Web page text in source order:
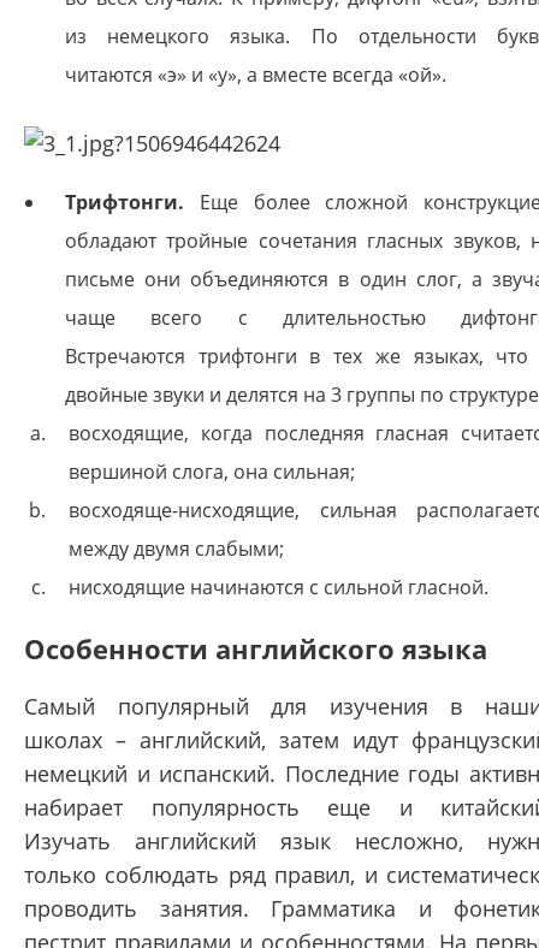
из немецкого языка. По отдельности
читаются «э» и «у», а вместе всегда «ой».
Трифтонги. Еще более сложной
обладают тройные сочетания гласных звуков,
письме они объединяются в один слог, а
чаще всего с длительностью
Встречаются трифтонги в тех же языках,
двойные звуки и делятся на 3 группы по
восходящие, когда последняя гласная
вершиной слога, она сильная;
восходяще-нисходящие, сильная
между двумя слабыми;
нисходящие начинаются с сильной гласной.
Особенности английского языка
Самый популярный для изучения в
школах – английский, затем идут
немецкий и испанский. Последние годы
набирает популярность еще и
Изучать английский язык несложно,
только соблюдать ряд правил, и
проводить занятия. Грамматика и
пестрит правилами и особенностями. На